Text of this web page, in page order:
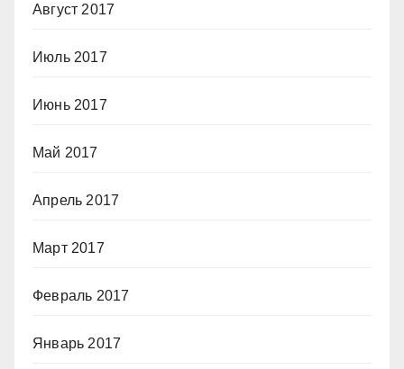
Август 2017
Июль 2017
Июнь 2017
Май 2017
Апрель 2017
Март 2017
Февраль 2017
Январь 2017